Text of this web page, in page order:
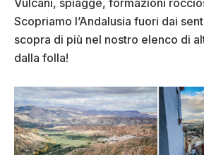
Scopriamo l’Andalusia fuori dai
scopra di più nel nostro elenco di
dalla folla!